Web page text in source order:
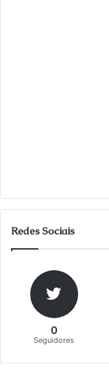
Redes Sociais
0
Seguidores